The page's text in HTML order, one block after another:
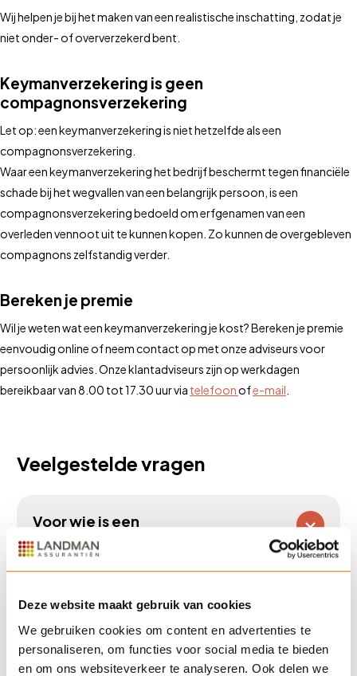
Deze website maakt gebruik van cookies
We gebruiken cookies om content en advertenties te
personaliseren, om functies voor social media te bieden
en om ons websiteverkeer te analyseren. Ook delen we
Wij helpen je bij het maken van een realistische inschatting, zodat je
niet onder- of oververzekerd bent.
Keymanverzekering is geen
compagnonsverzekering
Let op: een keymanverzekering is niet hetzelfde als een
compagnonsverzekering.
Waar een keymanverzekering het bedrijf beschermt tegen financiële
schade bij het wegvallen van een belangrijk persoon, is een
compagnonsverzekering bedoeld om erfgenamen van een
overleden vennoot uit te kunnen kopen. Zo kunnen de overgebleven
compagnons zelfstandig verder.
Bereken je premie
Wil je weten wat een keymanverzekering je kost? Bereken je premie
eenvoudig online of neem contact op met onze adviseurs voor
persoonlijk advies. Onze klantadviseurs zijn op werkdagen
bereikbaar van 8.00 tot 17.30 uur via telefoonofe-mail
Veelgestelde vragen
Voor wie is een
keymanverzekering bedoeld?
Wat dekt een keymanverzekering
precies?